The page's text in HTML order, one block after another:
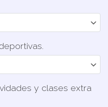
y clases extra